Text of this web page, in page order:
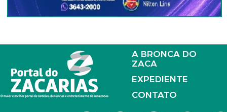
A BRONCA DO
ZACA
EXPEDIENTE
CONTATO